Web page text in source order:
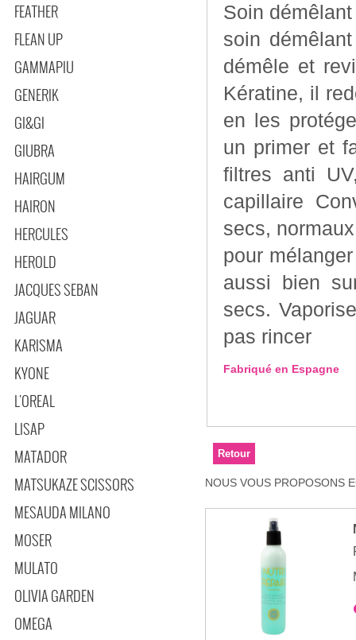
FEATHER
FLEAN UP
GAMMAPIU
GENERIK
GI&GI
GIUBRA
HAIRGUM
HAIRON
HERCULES
HEROLD
JACQUES SEBAN
JAGUAR
KARISMA
KYONE
L'OREAL
LISAP
MATADOR
MATSUKAZE SCISSORS
MESAUDA MILANO
MOSER
MULATO
OLIVIA GARDEN
OMEGA
Soin
soin démêlant instantané en
démêle et
Kératine, il
en les
un primer et
filtres anti
capillaire Convient à tous les types de cheveux, cheveux
secs, normaux et aux
pour
aussi bien
secs.
pas rincer
Fabriqué en Espagne
NOUS VOUS PROPOSONS